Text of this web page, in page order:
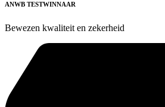
ANWB TESTWINNAAR
Bewezen kwaliteit en zekerheid